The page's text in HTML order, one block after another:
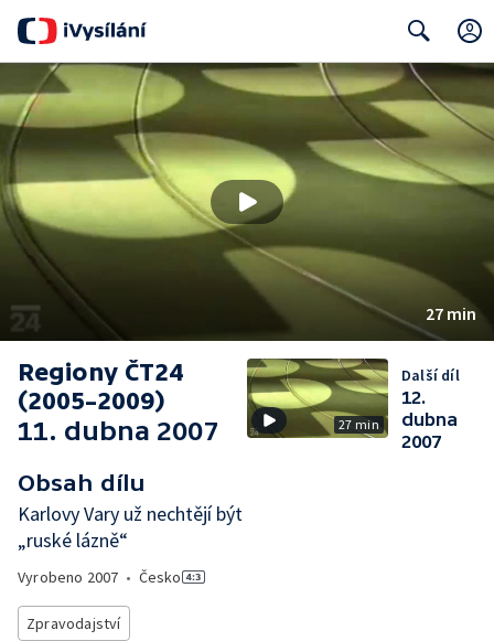
Search
27 min
Regiony ČT24
(2005–2009)
11. dubna 2007
Obsah dílu
Karlovy Vary už nechtějí být
„ruské lázně“
Vyrobeno 2007 • Česko
Zpravodajství
27 min
Další díl
12.
dubna
2007